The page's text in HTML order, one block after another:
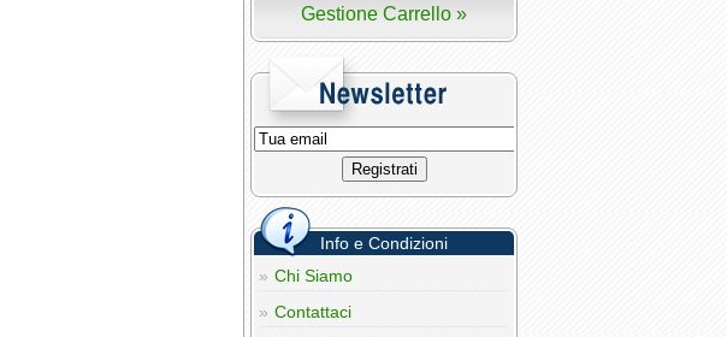
Gestione Carrello »
Info e Condizioni
Chi Siamo
Contattaci